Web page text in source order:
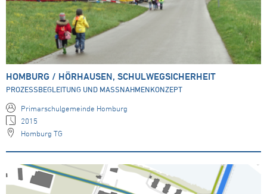
HOMBURG / HÖRHAUSEN, SCHULWEGSICHERHEIT
PROZESSBEGLEITUNG UND MASSNAHMENKONZEPT
Primarschulgemeinde Homburg
2015
Homburg TG